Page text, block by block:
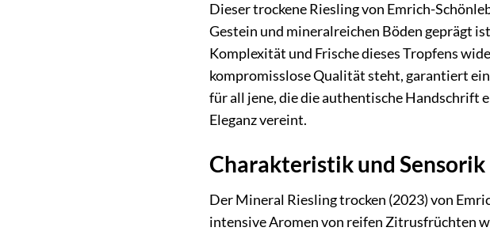
Dieser trockene Riesling von Emrich-
Gestein und mineralreichen Böden geprägt
Komplexität und Frische dieses Tropfens
kompromisslose Qualität steht, garantiert
für all jene, die die authentische Handschrift
Eleganz vereint.
Charakteristik und Sensorik
Der Mineral Riesling trocken (2023) von
intensive Aromen von reifen Zitrusfrüchten